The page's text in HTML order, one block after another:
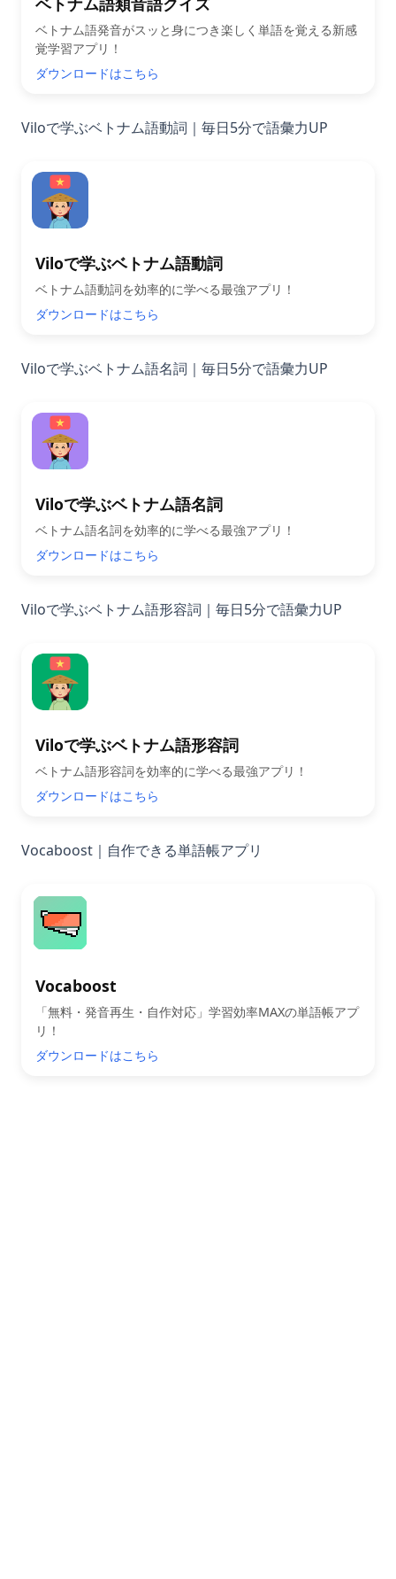
ベトナム語発音がスッと身につき楽しく単語を覚える新感
覚学習アプリ！
ダウンロードはこちら
Viloで学ぶベトナム語動詞｜毎日5分で語彙力UP
Viloで学ぶベトナム語動詞
ベトナム語動詞を効率的に学べる最強アプリ！
ダウンロードはこちら
Viloで学ぶベトナム語名詞｜毎日5分で語彙力UP
Viloで学ぶベトナム語名詞
ベトナム語名詞を効率的に学べる最強アプリ！
ダウンロードはこちら
Viloで学ぶベトナム語形容詞｜毎日5分で語彙力UP
Viloで学ぶベトナム語形容詞
ベトナム語形容詞を効率的に学べる最強アプリ！
ダウンロードはこちら
Vocaboost｜自作できる単語帳アプリ
Vocaboost
「無料・発音再生・自作対応」学習効率MAXの単語帳アプ
リ！
ダウンロードはこちら